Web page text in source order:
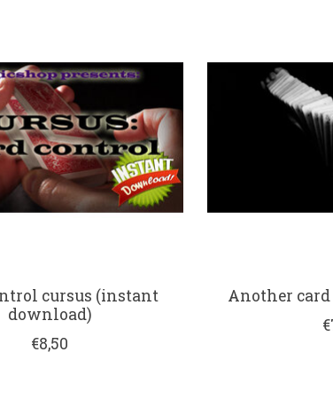
cursus (instant
download)
€8,50
Another